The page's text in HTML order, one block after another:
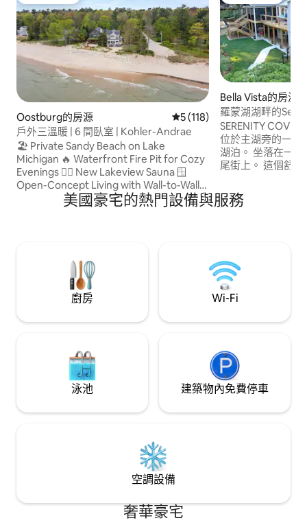
Oostburg的房源 從 118 則評價中獲得 5 的平
5 (118)
戶外三溫暖 | 6 間臥室 | Kohler-Andrae
🏖️ Private Sandy Beach on Lake
Michigan 🔥 Waterfront Fire Pit for Cozy
Evenings 🧖‍♀️ New Lakeview Sauna 🪟
Open-Concept Living with Wall-to-Wall
Lake Views 🛏️ 6 Bedrooms – Sleeps
Large Groups Comfortably 🍳 Fully
Neighborhood Near Kohler-Andrae
State Park 🚗 Minutes to Sheboygan,
Kohler, & Road America 🔐 Private Home
with Seamless Self Check-In
Bella Vista的房源
羅蒙湖湖畔的
SERENITY COVE
位於主湖旁的一個
湖泊。 坐落在一
尾街上。 這個舒
成、有屏風的門廊
聽到鳥鳴聲，並一
車程。
美國豪宅的熱門設備與服務
廚房 Wi-Fi
泳池 建築物內免費停車
空調設備
奢華豪宅